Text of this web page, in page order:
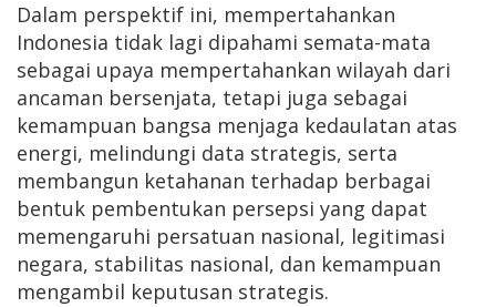
Dalam perspektif ini, mempertahankan
Indonesia tidak lagi dipahami semata-mata
sebagai upaya mempertahankan wilayah dari
ancaman bersenjata, tetapi juga sebagai
kemampuan bangsa menjaga kedaulatan atas
energi, melindungi data strategis, serta
membangun ketahanan terhadap berbagai
bentuk pembentukan persepsi yang dapat
memengaruhi persatuan nasional, legitimasi
negara, stabilitas nasional, dan kemampuan
mengambil keputusan strategis.